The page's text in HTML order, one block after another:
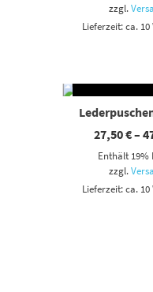
zzgl.
Lieferzeit: ca.
Dieses Produkt weist mehrere Varianten auf. Die Optionen können auf der Produktseite gewählt werden
27,50€–
Enthält 19%
zzgl.
Lieferzeit: ca.